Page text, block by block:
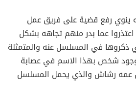
ينوي رفع قضية على فريق عمل
عما بدر منهم تجاهه بشكل
ذكروها في المسلسل عنه والمتمثلة
شخص بهذا الاسم في عصابة
عمه رشاش والذي يحمل المسلسل